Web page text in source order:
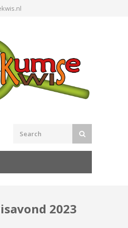
2023